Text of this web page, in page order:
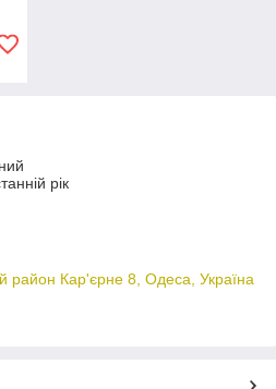
рік
район Кар'єрне 8, Одеса, Україна